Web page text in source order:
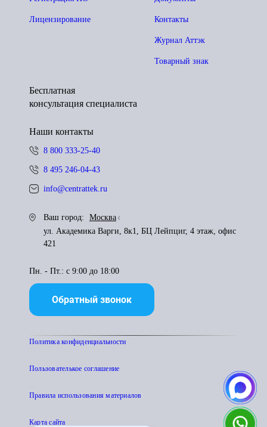
Контакты
Журнал Аттэк
Товарный знак
Лицензирование
Бесплатная
консультация специалиста
Наши контакты
8 800 333-25-40
8 495 246-04-43
info@centrattek.ru
Ваш город:
Москва
ул. Академика Варги, 8к1, БЦ Лейпциг, 4 этаж, офис
421
Пн. - Пт.: с 9:00 до 18:00
Обратный звонок
Политика конфиденциальности
Пользователькое соглашение
Правила использования материалов
Карта сайта